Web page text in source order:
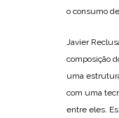
o consumo
Javier
composição
uma
com uma
entre eles.